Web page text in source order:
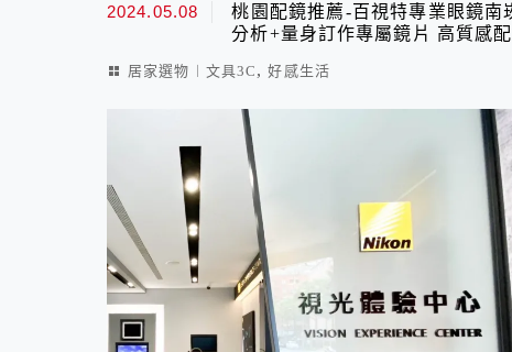
2024.05.08
桃園配鏡推薦-百視特專業眼鏡
分析+量身訂作專屬鏡片 高質感
居家選物︱文具3C ,好感生活